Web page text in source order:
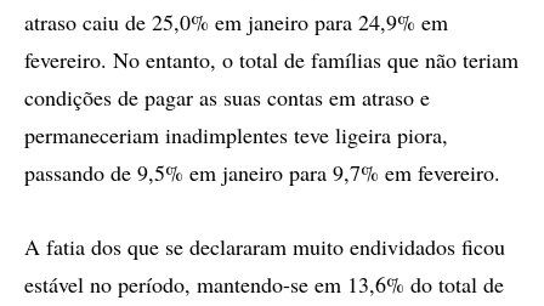
atraso caiu de 25,0% em janeiro para 24,9% em
fevereiro. No entanto, o total de famílias que não teriam
condições de pagar as suas contas em atraso e
permaneceriam inadimplentes teve ligeira piora,
passando de 9,5% em janeiro para 9,7% em fevereiro.
A fatia dos que se declararam muito endividados ficou
estável no período, mantendo-se em 13,6% do total de